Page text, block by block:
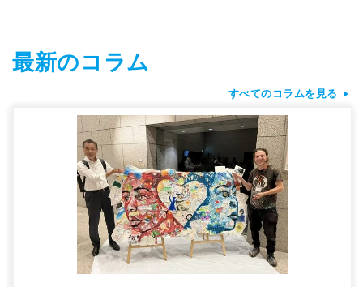
最新のコラム
すべてのコラムを見る